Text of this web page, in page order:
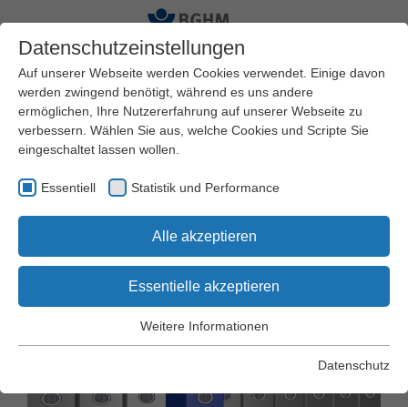
Startseite BGHM
Amtliche Informationen
Dokumentationsplan
Hauptgruppe 1
DOK-Zahlen -
Obergruppenübersicht
Datenschutzeinstellungen
Auf unserer Webseite werden Cookies verwendet. Einige davon
werden zwingend benötigt, während es uns andere
ermöglichen, Ihre Nutzererfahrung auf unserer Webseite zu
verbessern. Wählen Sie aus, welche Cookies und Scripte Sie
eingeschaltet lassen wollen.
Essentiell Statistik und Performance
Alle akzeptieren
Essentielle akzeptieren
Essentielle Cookies werden für grundlegende Funktionen der
Webseite einwandfrei funktioniert.
Weitere Informationen
Datenschutz